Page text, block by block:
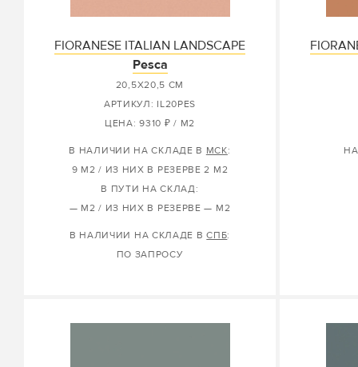
FIORANESE ITALIAN LANDSCAPE
Pesca
20,5X20,5 СМ
АРТИКУЛ: IL20PES
ЦЕНА: 9310 ₽ / М2
В НАЛИЧИИ НА СКЛАДЕ В МСК:
9 М2 / ИЗ НИХ В РЕЗЕРВЕ 2 М2
В ПУТИ НА СКЛАД:
— М2 / ИЗ НИХ В РЕЗЕРВЕ — М2
В НАЛИЧИИ НА СКЛАДЕ ВСПБ:
ПО ЗАПРОСУ